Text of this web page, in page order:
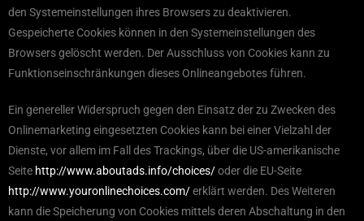
den Systemeinstellungen ihres Browsers zu deaktivieren.
Gespeicherte Cookies können in den Systemeinstellungen des
Browsers gelöscht werden. Der Ausschluss von Cookies kann zu
Funktionseinschränkungen dieses Onlineangebotes führen.
Ein genereller Widerspruch gegen den Einsatz der zu Zwecken des
Onlinemarketing eingesetzten Cookies kann bei einer Vielzahl der
Dienste, vor allem im Fall des Trackings, über die US-amerikanische
Seite http://www.aboutads.info/choices/oder die EU-Seite
http://www.youronlinechoices.com/erklärt werden. Des Weiteren
kann die Speicherung von Cookies mittels deren Abschaltung in den